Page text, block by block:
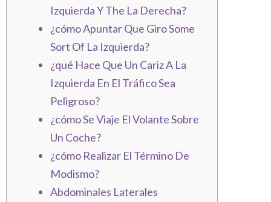
Izquierda Y The La Derecha?
¿cómo Apuntar Que Giro Some
Sort Of La Izquierda?
¿qué Hace Que Un Cariz A La
Izquierda En El Tráfico Sea
Peligroso?
¿cómo Se Viaje El Volante Sobre
Un Coche?
¿cómo Realizar El Término De
Modismo?
Abdominales Laterales